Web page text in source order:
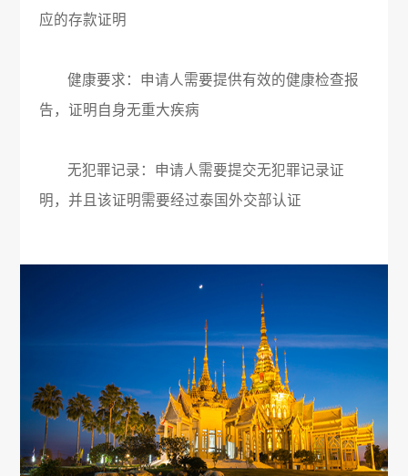
应的存款证明‌
‌健康要求‌：申请人需要提供有效的健康检查报
告，证明自身无重大疾病‌
‌无犯罪记录‌：申请人需要提交无犯罪记录证
明，并且该证明需要经过泰国外交部认证‌